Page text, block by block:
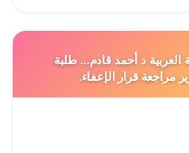
العربية د أحمد قادم... طلبة
مراجعة قرار الإعفاء.